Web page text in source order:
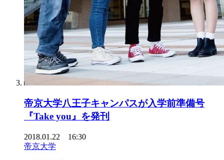
帝京大学八王子キャンパスが入学前準備号
『Take you』を発刊
2018.01.22 16:30
帝京大学